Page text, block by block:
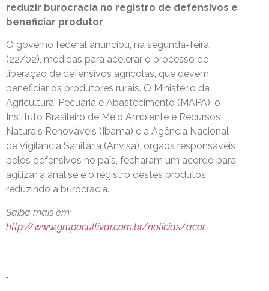
reduzir burocracia no registro de defensivos e
beneficiar produtor
O governo federal anunciou, na segunda-feira,
(22/02), medidas para acelerar o processo de
liberação de defensivos agrícolas, que devem
beneficiar os produtores rurais. O Ministério da
Agricultura, Pecuária e Abastecimento (MAPA), o
Instituto Brasileiro de Meio Ambiente e Recursos
Naturais Renováveis (Ibama) e a Agência Nacional
de Vigilância Sanitária (Anvisa), órgãos responsáveis
pelos defensivos no país, fecharam um acordo para
agilizar a análise e o registro destes produtos,
reduzindo a burocracia.
Saiba mais em:
http://www.grupocultivar.com.br/noticias/acor